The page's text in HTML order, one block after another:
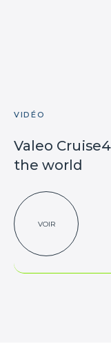
VIDÉO
Valeo
the world
VOIR